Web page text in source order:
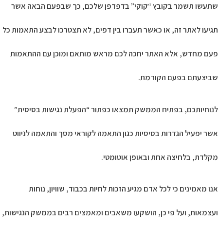
שתעשו תשמר בקובץ “קוקי” בדפדפן שלכם, כך שבפעם הבאה אשר
תגיעו לאתר זה, או כאשר תעברו בין דפים, לא תצטרכו לבצע התאמות כל
פעם מחדש, אלא האתר יחכה לכם מראש מותאם ומוכן עם ההתאמות
שביצעתם בפעם הקודמת.
לנוחיותכם, בפתיח הממשק תמצאו כפתור “הפעלת נגישות בסיסית”
אשר יפעיל הגדרות בסיסיות כגון התאמה לקוראי מסך והתאמה לניווט
מקלדת, בלחיצה אחת ובאופן אוטומטי.
אנו מאמינים כי לכל אדם מגיע הזכות לחיות בכבוד, שוויון, נוחות
ועצמאות, ועל פי כן, הושקעו משאבים ומאמצים רבים בממשק הנגישות,